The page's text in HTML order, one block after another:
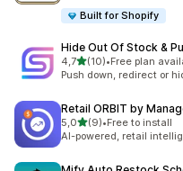
Built for Shopify
Hide Out Of Stock &
4,7av 5 stjerner
(10)
Totalt 10 omtaler
•Free plan
Push down, redirect or
Retail ORBIT by
5,0av 5 stjerner
(9)
Totalt 9 omtaler
•Free to install
AI-powered, retail